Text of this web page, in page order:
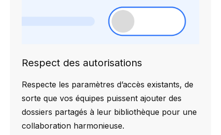
Respect des autorisations
Respecte les paramètres d’accès existants, de
sorte que vos équipes puissent ajouter des
dossiers partagés à leur bibliothèque pour une
collaboration harmonieuse.